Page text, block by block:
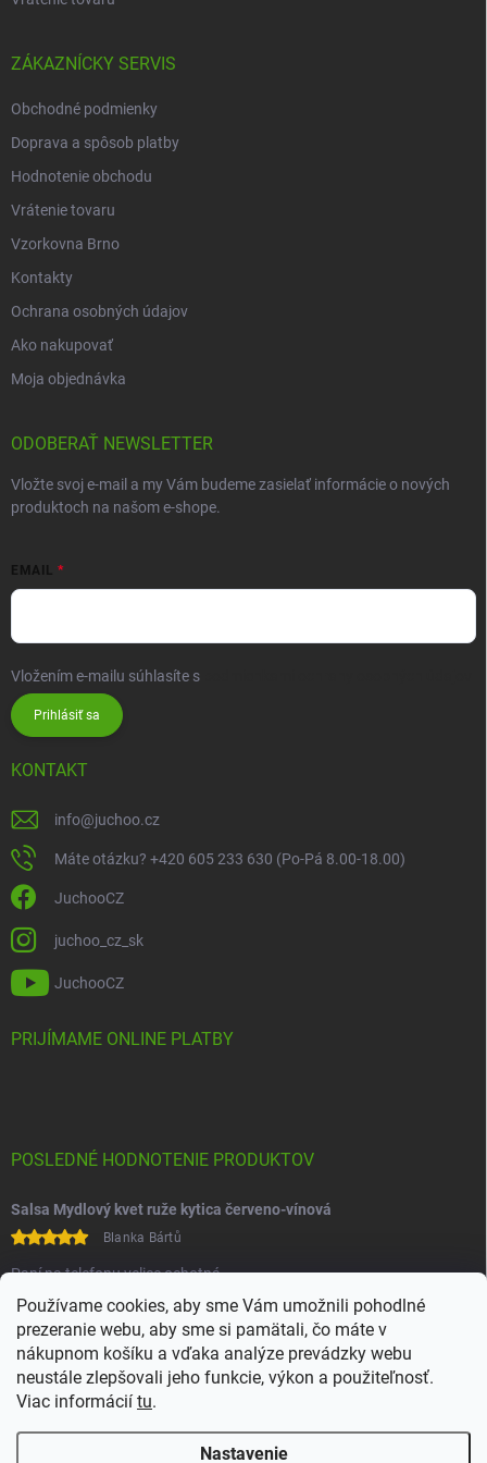
Používame cookies, aby sme Vám umožnili pohodlné
prezeranie webu, aby sme si pamätali, čo máte v
nákupnom košíku a vďaka analýze prevádzky webu
neustále zlepšovali jeho funkcie, výkon a použiteľnosť.
Viac informácií tu.
Nastavenie
ZÁKAZNÍCKY SERVIS
Obchodné podmienky
Doprava a spôsob platby
Hodnotenie obchodu
Vrátenie tovaru
Vzorkovna Brno
Kontakty
Ochrana osobných údajov
Ako nakupovať
Moja objednávka
ODOBERAŤ NEWSLETTER
Vložte svoj e-mail a my Vám budeme zasielať informácie o nových
produktoch na našom e-shope.
EMAIL
Vložením e-mailu súhlasíte s
Prihlásiť sa
KONTAKT
info@juchoo.cz
Máte otázku? +420 605 233 630 (Po-Pá 8.00-18.00)
JuchooCZ
juchoo_cz_sk
JuchooCZ
PRIJÍMAME ONLINE PLATBY
POSLEDNÉ HODNOTENIE PRODUKTOV
Salsa Mydlový kvet ruže kytica červeno-vínová
Blanka Bártů
Paní na telefonu velice ochotná